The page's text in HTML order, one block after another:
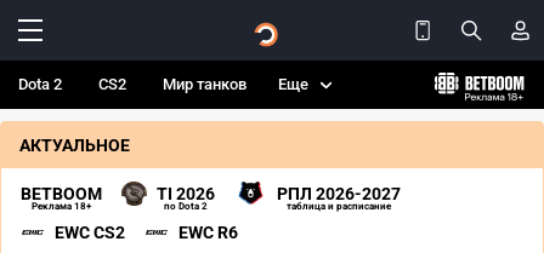
Dota 2 CS2 Мир танков Еще
АКТУАЛЬНОЕ
BETBOOM
Реклама 18+
TI 2026
по Dota 2
РПЛ 2026-2027
таблица и расписание
EWC CS2 EWC R6